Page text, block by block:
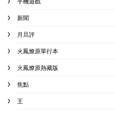
新聞
月旦評
火鳳燎原單行本
火鳳燎原熱藏版
焦點
王